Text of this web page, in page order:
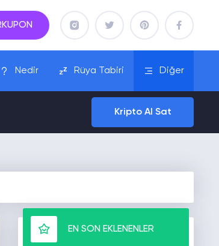
Nedir Rüya Tabiri Diğer
Kripto Al Sat
EN SON EKLENENLER